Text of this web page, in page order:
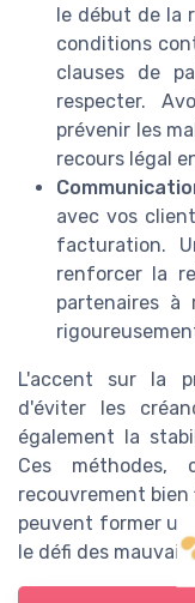
le début de la
conditions
clauses de
respecter.
prévenir les
recours légal
avec vos
facturation.
renforcer la
partenaires à
L'accent sur la
d'éviter les
également la
Ces méthodes,
recouvrement
peuvent former
le défi des